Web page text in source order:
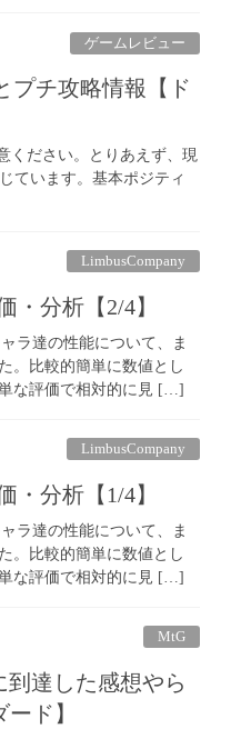
ゲームレビュー
プチ攻略情報【ド
ください。とりあえず、現
ています。基本ポジティ
LimbusCompany
・分析【2/4】
ラ達の性能について、ま
。比較的簡単に数値とし
な評価で相対的に見 […]
LimbusCompany
・分析【1/4】
ラ達の性能について、ま
。比較的簡単に数値とし
な評価で相対的に見 […]
MtG
到達した感想やら
ド】